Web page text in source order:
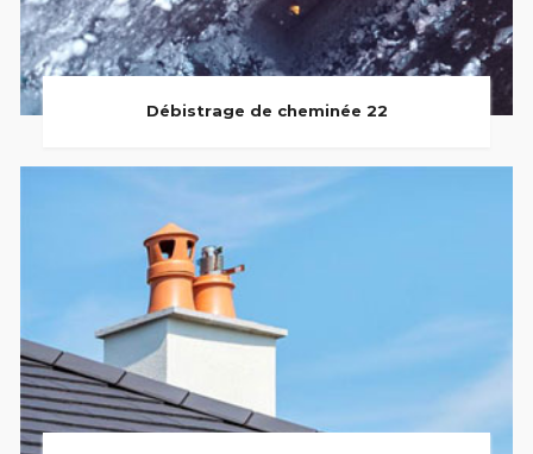
Débistrage de cheminée 22